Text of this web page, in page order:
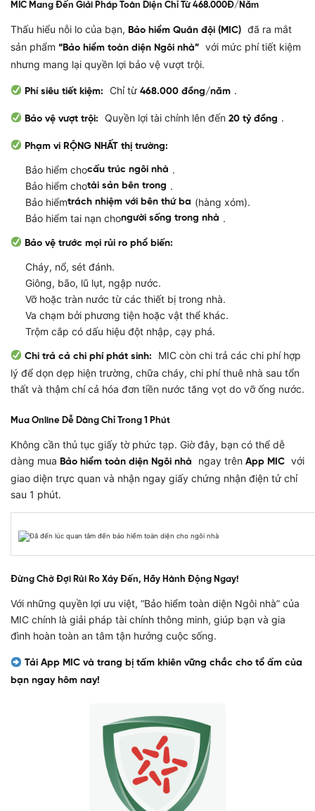
MIC Mang Đến Giải Pháp Toàn Diện Chỉ Từ 468.000Đ/Năm
Thấu hiểu nỗi lo của bạn, Bảo hiểm Quân đội (MIC) đã ra mắt
sản phẩm “Bảo hiểm toàn diện Ngôi nhà” với mức phí tiết kiệm
nhưng mang lại quyền lợi bảo vệ vượt trội.
Phí siêu tiết kiệm: Chỉ từ 468.000 đồng/năm .
Bảo vệ vượt trội: Quyền lợi tài chính lên đến 20 tỷ đồng .
Phạm vi RỘNG NHẤT thị trường:
Bảo hiểm chocấu trúc ngôi nhà .
Bảo hiểm chotài sản bên trong .
Bảo hiểmtrách nhiệm với bên thứ ba (hàng xóm).
Bảo hiểm tai nạn chongười sống trong nhà .
Bảo vệ trước mọi rủi ro phổ biến:
Cháy, nổ, sét đánh.
Giông, bão, lũ lụt, ngập nước.
Vỡ hoặc tràn nước từ các thiết bị trong nhà.
Va chạm bởi phương tiện hoặc vật thể khác.
Trộm cắp có dấu hiệu đột nhập, cạy phá.
Chi trả cả chi phí phát sinh:
MIC còn chi trả các chi phí hợp
lý để dọn dẹp hiện trường, chữa cháy, chi phí thuê nhà sau tổn
thất và thậm chí cả hóa đơn tiền nước tăng vọt do vỡ ống nước.
Mua Online Dễ Dàng Chỉ Trong 1 Phút
Không cần thủ tục giấy tờ phức tạp. Giờ đây, bạn có thể dễ
dàng mua Bảo hiểm toàn diện Ngôi nhà ngay trên App MIC với
giao diện trực quan và nhận ngay giấy chứng nhận điện tử chỉ
sau 1 phút.
Đừng Chờ Đợi Rủi Ro Xảy Đến, Hãy Hành Động Ngay!
Với những quyền lợi ưu việt, “Bảo hiểm toàn diện Ngôi nhà” của
MIC chính là giải pháp tài chính thông minh, giúp bạn và gia
đình hoàn toàn an tâm tận hưởng cuộc sống.
Tải App MIC và trang bị tấm khiên vững chắc cho tổ ấm của
bạn ngay hôm nay!